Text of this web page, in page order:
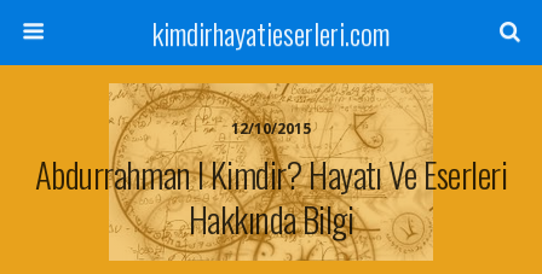
kimdirhayatieserleri.com
12/10/2015
Abdurrahman I Kimdir? Hayatı Ve Eserleri
Hakkında Bilgi